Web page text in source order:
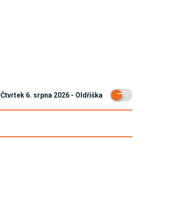
Čtvrtek 6. srpna 2026 - Oldřiška